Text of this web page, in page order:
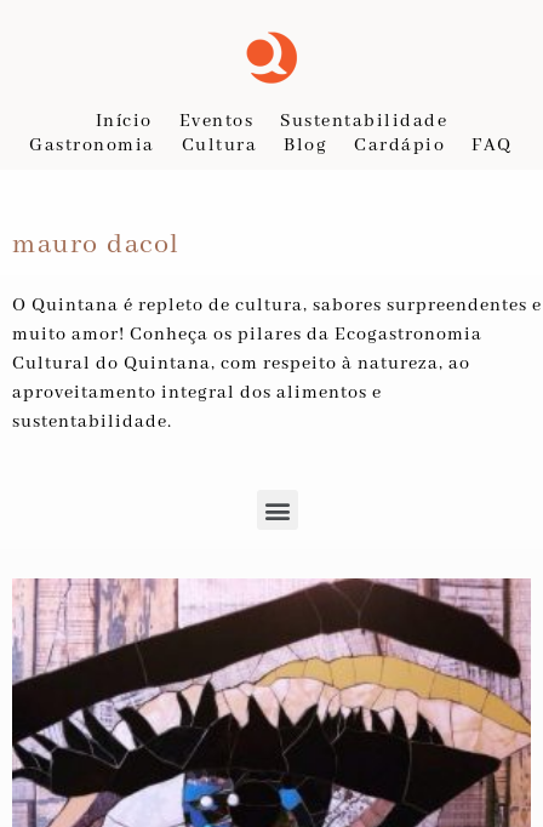
Início Eventos
Sustentabilidade
Gastronomia
Cultura Blog Cardápio FAQ
mauro dacol
O Quintana é repleto de cultura, sabores surpreendentes e
muito amor! Conheça os pilares da Ecogastronomia
Cultural do Quintana, com respeito à natureza, ao
aproveitamento integral dos alimentos e
sustentabilidade.